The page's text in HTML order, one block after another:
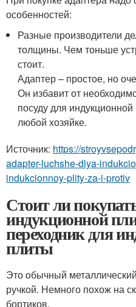
особенностей:
Разные производители
толщины. Чем тоньше
стоит.
Адаптер – простое, но
Он избавит от
посуду для
любой хозяйке.
Источник: https://
adapter-luchshe-dlya-
indukcionnoy-plity-za-i-protiv
Стоит ли
индукционной
переходник для
плиты
Это обычный
ручкой. Немного похож на
бортиков.